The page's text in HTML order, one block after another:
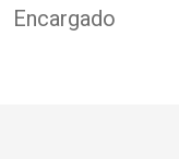
Encargado